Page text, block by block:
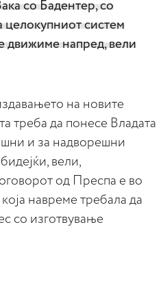
со Бадентер, со
целокупниот систем
движиме напред, вели
на новите
треба да понесе Владата
и за надворешни
вели,
од Преспа е во
навреме требала да
со изготвување